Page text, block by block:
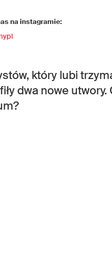
na instagramie:
który lubi
dwa nowe utwory.